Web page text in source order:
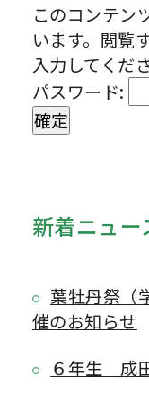
このコンテン
います。閲覧
入力してくだ
パスワード:
新着ニュー
葉牡丹祭（
催のお知らせ
６年生 成